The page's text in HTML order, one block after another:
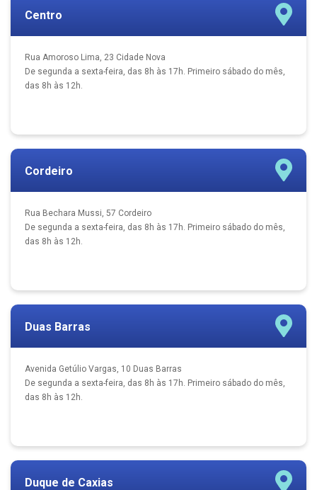
Centro
Rua Amoroso Lima, 23 Cidade Nova
De segunda a sexta-feira, das 8h às 17h. Primeiro sábado do mês,
das 8h às 12h.
Cordeiro
Rua Bechara Mussi, 57 Cordeiro
De segunda a sexta-feira, das 8h às 17h. Primeiro sábado do mês,
das 8h às 12h.
Duas Barras
Avenida Getúlio Vargas, 10 Duas Barras
De segunda a sexta-feira, das 8h às 17h. Primeiro sábado do mês,
das 8h às 12h.
Duque de Caxias